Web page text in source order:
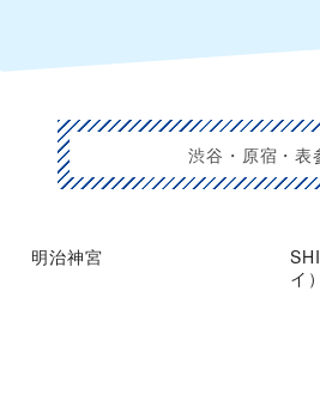
渋谷・原宿・表
明治神宮
イ）